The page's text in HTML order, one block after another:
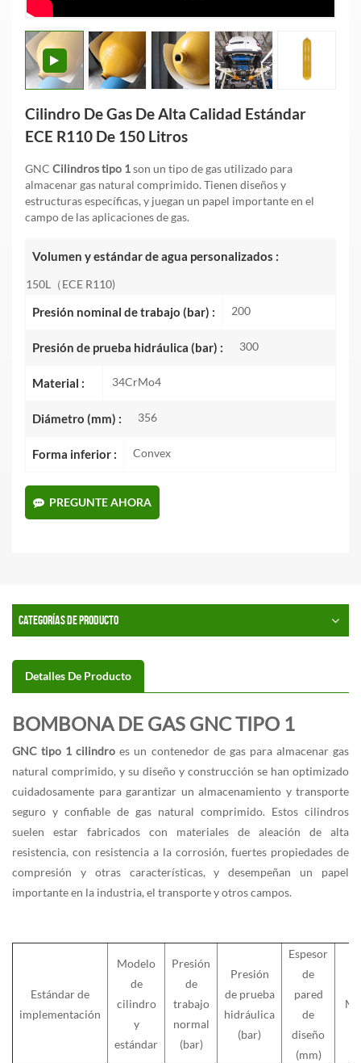
Cilindro De Gas De Alta Calidad Estándar
ECE R110 De 150 Litros
GNC Cilindros tipo 1son un tipo de gas utilizado para
almacenar gas natural comprimido. Tienen diseños y
estructuras específicas, y juegan un papel importante en el
campo de las aplicaciones de gas.
Volumen y estándar de agua personalizados :
150L（ECE R110)
Presión nominal de trabajo (bar) : 200
Presión de prueba hidráulica (bar) : 300
Material : 34CrMo4
Diámetro (mm) : 356
Forma inferior : Convex
PREGUNTE AHORA
CATEGORÍAS DE PRODUCTO
Detalles De Producto
BOMBONA DE GAS GNC TIPO 1
GNC tipo 1 cilindroes un contenedor de gas para almacenar gas
natural comprimido, y su diseño y construcción se han optimizado
cuidadosamente para garantizar un almacenamiento y transporte
seguro y confiable de gas natural comprimido. Estos cilindros
suelen estar fabricados con materiales de aleación de alta
resistencia, con resistencia a la corrosión, fuertes propiedades de
compresión y otras características, y desempeñan un papel
importante en la industria, el transporte y otros campos.
Estándar de
implementación
Modelo
de
cilindro
y
estándar
Presión
de
trabajo
normal
(bar)
Presión
de prueba
hidráulica
(bar)
Espesor
de
pared
de
diseño
(mm)